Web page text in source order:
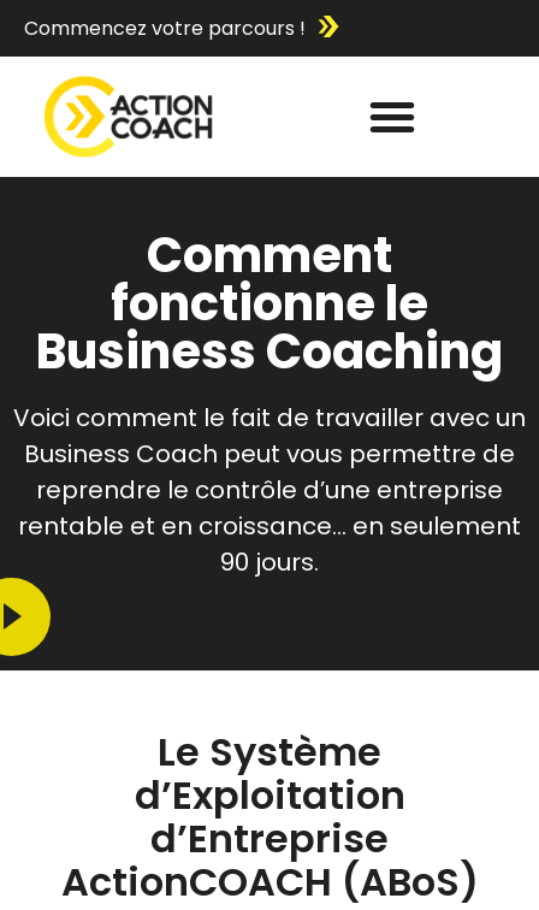
Commencez votre parcours !
Comment
fonctionne le
Business Coaching
Voici comment le fait de travailler avec un
Business Coach peut vous permettre de
reprendre le contrôle d’une entreprise
rentable et en croissance… en seulement
90 jours.
Le Système
d’Exploitation
d’Entreprise
ActionCOACH (ABoS)